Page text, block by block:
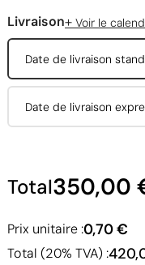
Livraison+ Voir le
Date de livraison
Date de livraison
Total350,00
Prix unitaire :0,70 €
Total (20% TVA) :